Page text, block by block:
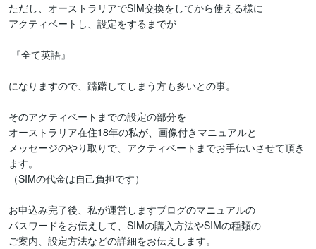
ただし、オーストラリアでSIM交換をしてから使える様に
アクティベートし、設定をするまでが
になりますので、躊躇してしまう方も多いとの事。
そのアクティベートまでの設定の部分を
オーストラリア在住18年の私が、画像付きマニュアルと
メッセージのやり取りで、アクティベートまでお手伝いさせて頂き
ます。
（SIMの代金は自己負担です）
お申込み完了後、私が運営しますブログのマニュアルの
パスワードをお伝えして、SIMの購入方法やSIMの種類の
ご案内、設定方法などの詳細をお伝えします。